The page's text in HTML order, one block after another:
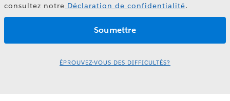
consultez notre Déclaration de confidentialité.
ÉPROUVEZ-VOUS DES DIFFICULTÉS?